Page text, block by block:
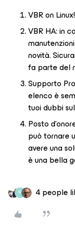
VBR on
VBR HA: in
novità.
fa parte del
Supporto
elenco è
tuoi dubbi
Posto
può tornare
avere una
è una bella
M 4 people